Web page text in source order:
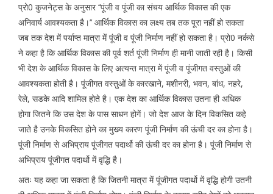
प्रो0 कुजनेट्स के अनुसार ‘‘पूंजी व पूंजी का संचय आर्थिक विकास की एक
अनिवार्य आवश्यकता है।’’ आर्थिक विकास का लक्ष्य तब तक पूरा नहीं हो सकता
जब तक देश में पर्याप्त मात्रा में पूंजी व पूंजी निर्माण नहीं हो सकता है। प्रो0 नर्कसे
ने कहा है कि आर्थिक विकास की पूर्व शर्त पूंजी निर्माण ही मानी जाती रही है। किसी
भी देश के आर्थिक विकास के लिए अत्यन्त मात्रा में पूंजी व पूंजीगत वस्तुओं की
आवश्यकता होती है। पूंजीगत वस्तुओं के कारखाने, मशीनरी, भवन, बांध, नहरे,
रेले, सडके आदि शामिल होते है। एक देश का आर्थिक विकास उतना ही अधिक
होगा जितने कि उस देश के पास साधन होगें। जो देश आज के दिन विकसित कहे
जाते है उनके विकसित होने का मुख्य कारण पूंजी निर्माण की ऊंची दर का होना है।
पूंजी निर्माण से अभिप्राय पूंजीगत पदार्थो की ऊंची दर का होना है। पूंजी निर्माण से
अभिप्राय पूंजीगत पदार्थो में वृद्धि है।
अतः यह कहा जा सकता है कि जितनी मात्रा में पूंजीगत पदार्थो में वृद्धि होगी उतनी